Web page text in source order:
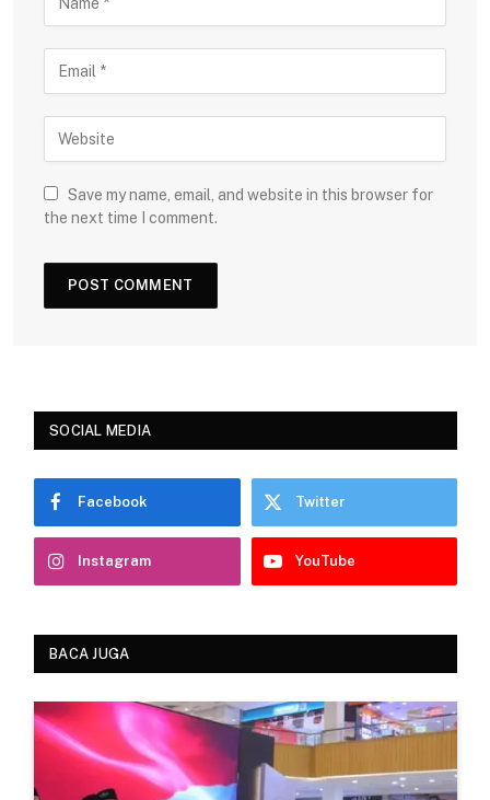
Save my name, email, and website in this browser for
the next time I comment.
SOCIAL MEDIA
Facebook Twitter
Instagram YouTube
BACA JUGA